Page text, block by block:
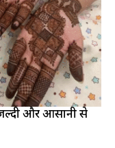
जल्दी और आसानी से